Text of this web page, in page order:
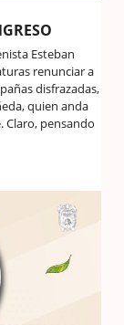
Esteban
renunciar a
disfrazadas,
quien anda
pensando